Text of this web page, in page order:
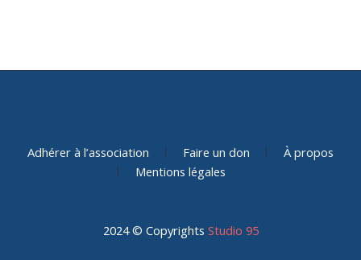
Adhérer à l’association Faire un don
À propos
Mentions légales
2024 © Copyrights Studio 95